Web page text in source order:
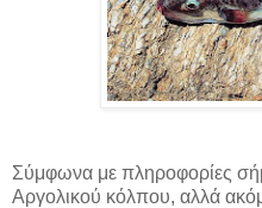
Σύμφωνα με πληροφορίες
Αργολικού κόλπου, αλλά